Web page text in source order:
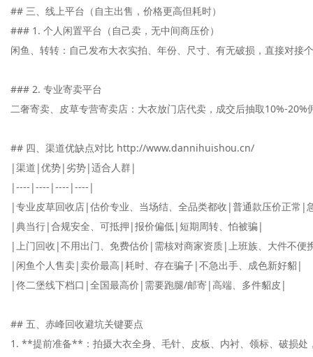
## 三、线上平台（自主出售，价格更高但耗时）
### 1. 个人闲置平台（自己卖，无中间商压价）
闲鱼、转转：自己发布大衣实拍、年份、尺寸、有无破损，直接对
### 2. 专业寄卖平台
二奢寄卖、皮草专营寄卖店：大衣放门店代卖，成交后抽取10%-
## 四、渠道优缺点对比 http://www.dannihuishou.cn/
|渠道|优势|劣势|适合人群|
|----|----|----|----|
|专业皮草回收店|估价专业、当场结、全品类都收|普通款压价正常|
|典当行|合规安全、可抵押|报价偏低|短期周转、怕被骗|
|上门回收|不用出门、免费估价|需核对商家资质|上班族、大件不便
|闲鱼个人售卖|卖价最高|耗时、存在骗子|不急出手、成色新好貂|
|佟二堡线下档口|全国最高价|需要跑腿/邮寄|高端、多件貂皮|
## 五、赤峰回收避坑关键要点
1. **提前准备**：拍摄大衣全身、毛针、皮板、内衬、领标、破损